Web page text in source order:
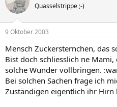
Quasselstrippe ;-)
9 Oktober 2003
Mensch Zuckersternchen, das
Bist doch schliesslich ne
solche Wunder vollbringen.
Bei solchen Sachen frage ich
Zuständigen eigentlich ihr Hirn